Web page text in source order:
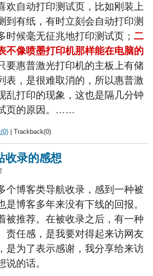
欢自动打印测试页，比如刚装上
到有纸，有时立刻会自动打印测
时候毫无征兆地打印测试页； 二
不像喷墨打印机那样能在电脑的
要惠普激光打印机的主板上有储
表，是很难取消的，所以惠普激
乱打印的现象，这也是隔几分钟
页的原因。……
| Trackback(0)
收录的感想
个博客类导航收录，感到一种被
是博客多年来没有下线的回报。
被推荐。在被收录之后，有一种
责任感，是我要对得起来访网友
是为了表示感谢，我分享给来访
说的话。